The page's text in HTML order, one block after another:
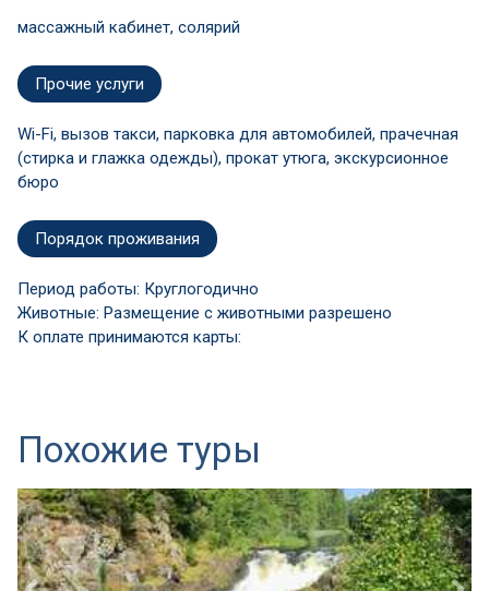
массажный кабинет, солярий
Прочие услуги
Wi-Fi, вызов такси, парковка для автомобилей, прачечная
(стирка и глажка одежды), прокат утюга, экскурсионное
бюро
Порядок проживания
Период работы: Круглогодично
Животные: Размещение с животными разрешено
К оплате принимаются карты:
Похожие туры